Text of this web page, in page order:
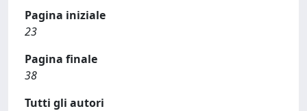
Pagina iniziale
23
Pagina finale
38
Tutti gli autori